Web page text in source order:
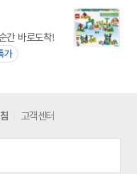
간 바로도착!
가
고객센터